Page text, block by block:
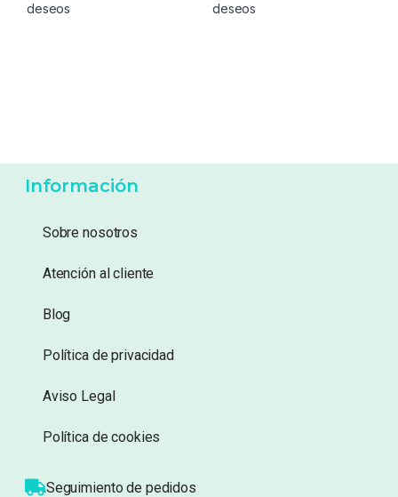
deseos
deseos
Información
Sobre nosotros
Atención al cliente
Blog
Política de privacidad
Aviso Legal
Política de cookies
Seguimiento de pedidos